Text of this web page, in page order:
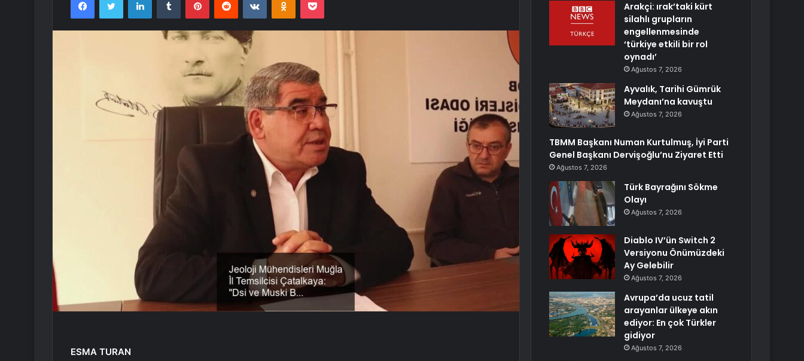
ESMA TURAN
Arakçi: ırak’taki kürt
silahlı grupların
engellenmesinde
‘türkiye etkili bir rol
oynadı’
Ağustos 7, 2026
Ayvalık, Tarihi Gümrük
Meydanı’na kavuştu
Ağustos 7, 2026
TBMM Başkanı Numan Kurtulmuş, İyi Parti
Genel Başkanı Dervişoğlu’nu Ziyaret Etti
Ağustos 7, 2026
Türk Bayrağını Sökme
Olayı
Ağustos 7, 2026
Diablo IV’ün Switch 2
Versiyonu Önümüzdeki
Ay Gelebilir
Ağustos 7, 2026
Avrupa’da ucuz tatil
arayanlar ülkeye akın
ediyor: En çok Türkler
gidiyor
Ağustos 7, 2026